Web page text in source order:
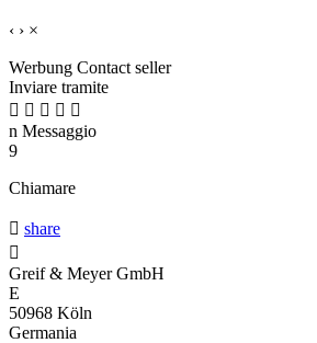
‹ › ×
Werbung Contact seller
Inviare tramite
    
n Messaggio
9
Chiamare
 share

Greif & Meyer GmbH
E
50968 Köln
Germania